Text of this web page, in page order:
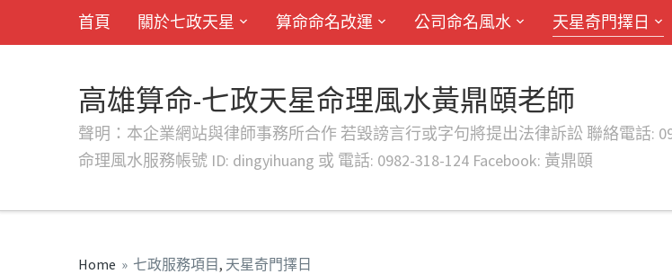
首頁 關於七政天星 算命命名改運 公司命名風水 天星奇門擇日
高雄算命-七政天星命理風水黃鼎頤老師
聲明：本企業網站與律師事務所合作 若毀謗言行或字句將提出法律訴訟 聯絡電話:
命理風水服務帳號 ID: dingyihuang 或 電話: 0982-318-124 Facebook: 黃鼎頤
Home » 七政服務項目 , 天星奇門擇日